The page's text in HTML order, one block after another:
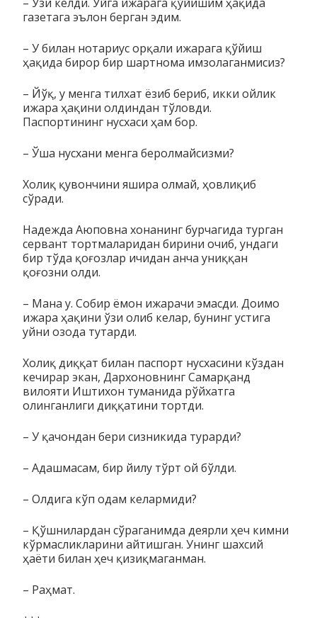
газетага эълон берган эдим.
– У билан нотариус орқали ижарага қўйиш
ҳақида бирор бир шартнома имзолаганмисиз?
– Йўқ, у менга тилхат ёзиб бериб, икки ойлик
ижара ҳақини олдиндан тўловди.
Паспортининг нусхаси ҳам бор.
– Ўша нусхани менга беролмайсизми?
Холиқ қувончини яшира олмай, ҳовлиқиб
сўради.
Надежда Аюповна хонанинг бурчагида турган
сервант торт­маларидан бирини очиб, ундаги
бир тўда қоғозлар ичидан ан­ча униққан
қоғозни олди.
– Мана у. Собир ёмон ижарачи эмасди. Доимо
ижара ҳа­қини ўзи олиб келар, бунинг устига
уйни озода тутарди.
Холиқ диққат билан паспорт нусхасини кўздан
кечирар экан, Дар­хоновнинг Самарқанд
вилояти Иштихон туманида рўйхатга
олинганлиги диққатини тортди.
– У қачондан бери сизникида турарди?
– Адашмасам, бир йилу тўрт ой бўлди.
– Олдига кўп одам келармиди?
– Қўшнилардан сўраганимда деярли ҳеч кимни
кўрмас­лик­­ларини айтишган. Унинг шахсий
ҳаёти билан ҳеч қизиқ­ма­­ганман.
– Раҳмат.